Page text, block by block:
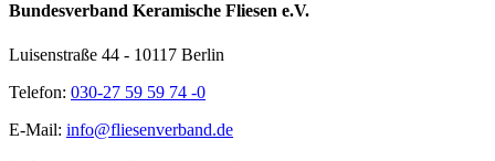
Bundesverband Keramische Fliesen e.V.
Luisenstraße 44 - 10117 Berlin
Telefon: 030-27 59 59 74 -0
E-Mail: info@fliesenverband.de